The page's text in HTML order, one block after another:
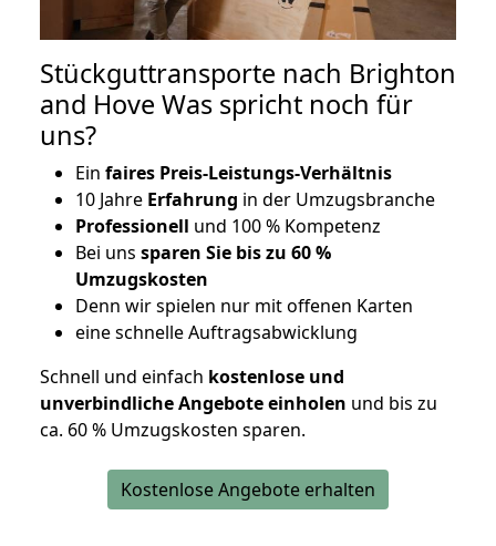
Stückguttransporte nach Brighton
and Hove Was spricht noch für
uns?
Ein faires Preis-Leistungs-Verhältnis
10 Jahre Erfahrung in der Umzugsbranche
Professionell und 100 % Kompetenz
Bei uns sparen Sie bis zu 60 %
Umzugskosten
Denn wir spielen nur mit offenen Karten
eine schnelle Auftragsabwicklung
Schnell und einfach kostenlose und
unverbindliche Angebote einholen und bis zu
ca. 60 % Umzugskosten sparen.
Kostenlose Angebote erhalten